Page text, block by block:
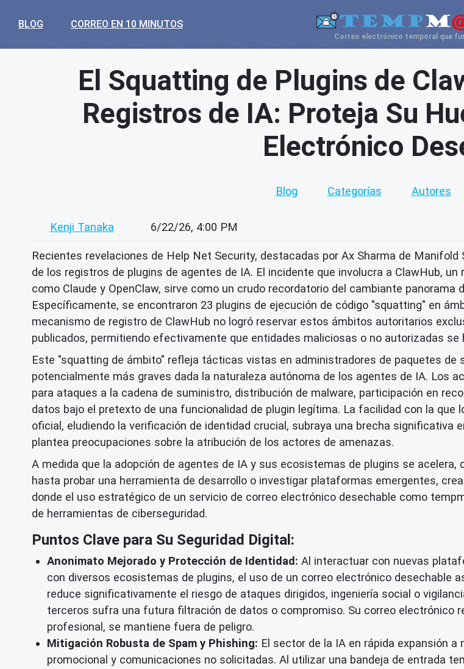
BLOG CORREO EN 10 MINUTOS
Correo electrónico temporal que
El Squatting de Plugins de
Registros de IA: Proteja Su
Electrónico
Blog Categorías Autores
Kenji Tanaka 6/22/26, 4:00 PM
Recientes revelaciones de Help Net Security, destacadas por Ax Sharma de
de los registros de plugins de agentes de IA. El incidente que involucra a ClawHub,
como Claude y OpenClaw, sirve como un crudo recordatorio del cambiante
Específicamente, se encontraron 23 plugins de ejecución de código "squatting" en
mecanismo de registro de ClawHub no logró reservar estos ámbitos autoritarios
publicados, permitiendo efectivamente que entidades maliciosas o no autorizadas
Este "squatting de ámbito" refleja tácticas vistas en administradores de paquetes
potencialmente más graves dada la naturaleza autónoma de los agentes de IA. Los
para ataques a la cadena de suministro, distribución de malware, participación en
datos bajo el pretexto de una funcionalidad de plugin legítima. La facilidad con la
oficial, eludiendo la verificación de identidad crucial, subraya una brecha
plantea preocupaciones sobre la atribución de los actores de amenazas.
A medida que la adopción de agentes de IA y sus ecosistemas de plugins se
hasta probar una herramienta de desarrollo o investigar plataformas emergentes,
donde el uso estratégico de un servicio de correo electrónico desechable como
de herramientas de ciberseguridad.
Puntos Clave para Su Seguridad Digital:
Anonimato Mejorado y Protección de Identidad: Al interactuar con nuevas
con diversos ecosistemas de plugins, el uso de un correo electrónico desechable
reduce significativamente el riesgo de ataques dirigidos, ingeniería social o
terceros sufra una futura filtración de datos o compromiso. Su correo electrónico
profesional, se mantiene fuera de peligro.
Mitigación Robusta de Spam y Phishing: El sector de la IA en rápida expansión
promocional y comunicaciones no solicitadas. Al utilizar una bandeja de entrada